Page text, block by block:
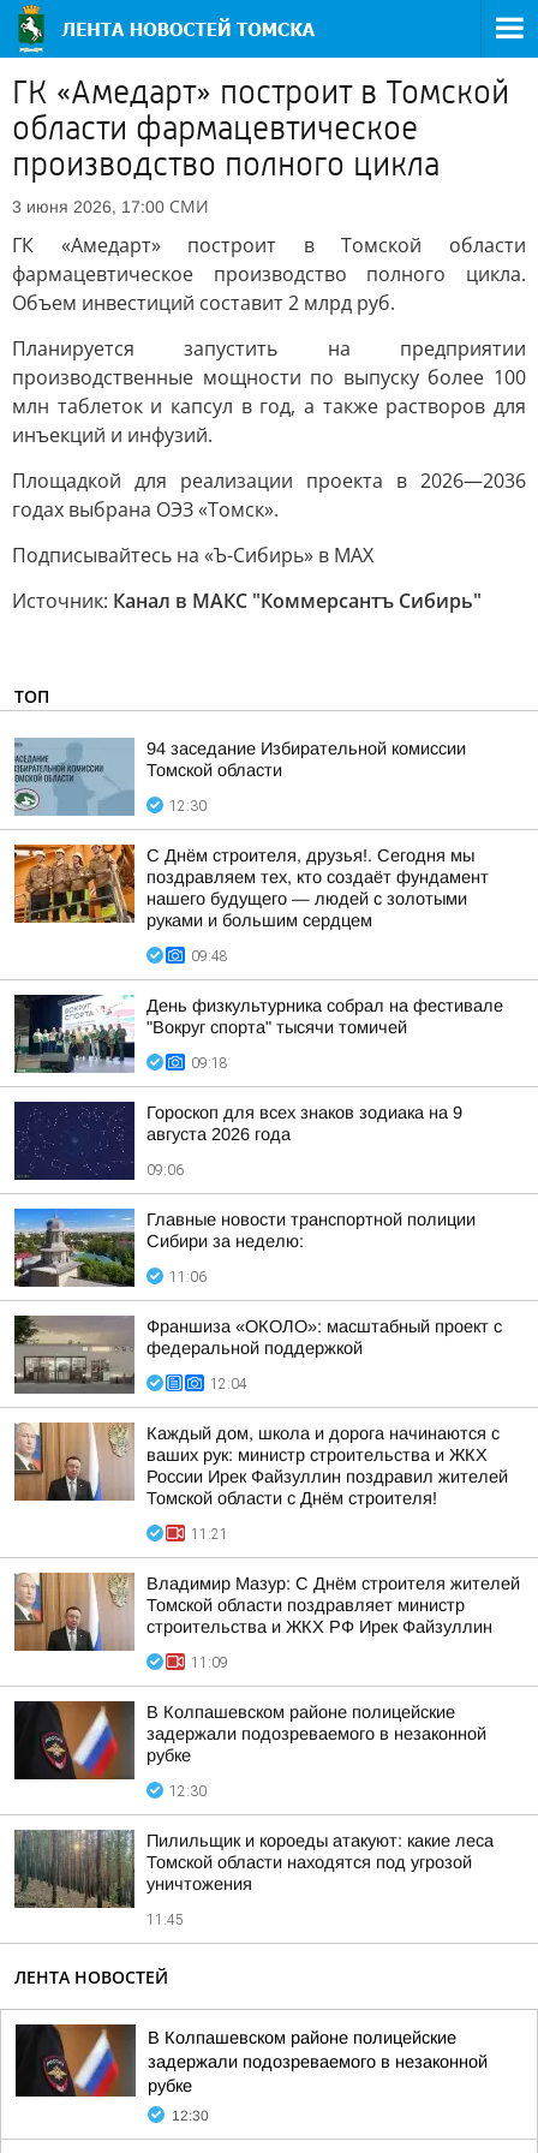
ГК «Амедарт» построит в Томской
области фармацевтическое
производство полного цикла
3 июня 2026, 17:00 СМИ
ГК «Амедарт» построит в Томской области
фармацевтическое производство полного цикла.
Объем инвестиций составит 2 млрд руб.
Планируется запустить на предприятии
производственные мощности по выпуску более 100
млн таблеток и капсул в год, а также растворов для
инъекций и инфузий.
Площадкой для реализации проекта в 2026—2036
годах выбрана ОЭЗ «Томск».
Подписывайтесь на «Ъ-Сибирь» в MAX
Источник: Канал в МАКС "Коммерсантъ Сибирь"
ТОП
94 заседание Избирательной комиссии
Томской области
12:30
С Днём строителя, друзья!. Сегодня мы
поздравляем тех, кто создаёт фундамент
нашего будущего — людей с золотыми
руками и большим сердцем
09:48
День физкультурника собрал на фестивале
"Вокруг спорта" тысячи томичей
09:18
Гороскоп для всех знаков зодиака на 9
августа 2026 года
09:06
Главные новости транспортной полиции
Сибири за неделю:
11:06
Франшиза «ОКОЛО»: масштабный проект с
федеральной поддержкой
12:04
Каждый дом, школа и дорога начинаются с
ваших рук: министр строительства и ЖКХ
России Ирек Файзуллин поздравил жителей
Томской области с Днём строителя!
11:21
Владимир Мазур: С Днём строителя жителей
Томской области поздравляет министр
строительства и ЖКХ РФ Ирек Файзуллин
11:09
В Колпашевском районе полицейские
задержали подозреваемого в незаконной
рубке
12:30
Пилильщик и короеды атакуют: какие леса
Томской области находятся под угрозой
уничтожения
11:45
ЛЕНТА НОВОСТЕЙ
В Колпашевском районе полицейские
задержали подозреваемого в незаконной
рубке
12:30